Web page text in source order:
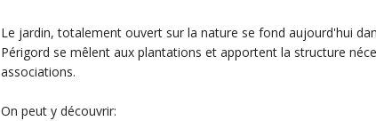
Le jardin, totalement ouvert sur la nature se fond aujourd'hui
Périgord se mêlent aux plantations et apportent la structure
associations.
On peut y découvrir: